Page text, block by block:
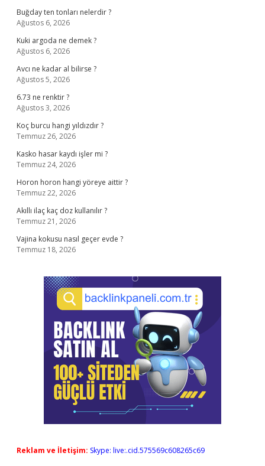
Buğday ten tonları nelerdir ?
Ağustos 6, 2026
Kuki argoda ne demek ?
Ağustos 6, 2026
Avcı ne kadar al bilirse ?
Ağustos 5, 2026
6.73 ne renktir ?
Ağustos 3, 2026
Koç burcu hangi yıldızdır ?
Temmuz 26, 2026
Kasko hasar kaydı işler mi ?
Temmuz 24, 2026
Horon horon hangi yöreye aittir ?
Temmuz 22, 2026
Akıllı ilaç kaç doz kullanılır ?
Temmuz 21, 2026
Vajina kokusu nasıl geçer evde ?
Temmuz 18, 2026
Reklam ve İletişim: Skype: live:.cid.575569c608265c69